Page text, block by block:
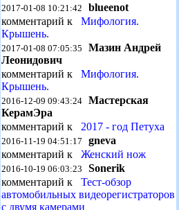
2017-01-08 10:21:42 blueenot
комментарий к Мифология.
Крышень.
2017-01-08 07:05:35 Мазин Андрей
Леонидович
комментарий к Мифология.
Крышень.
2016-12-09 09:43:24 Мастерская
КерамЭра
комментарий к 2017 - год Петуха
2016-11-19 04:51:17 gneva
комментарий к Женский нож
2016-10-19 06:03:23 Sonerik
комментарий к Тест-обзор
автомобильных видеорегистраторов
с двумя камерами